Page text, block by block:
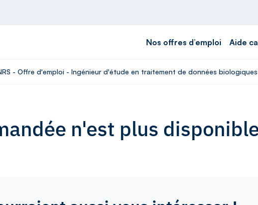
Nos offres d’emploi Aide
- Offre d'emploi - Ingénieur d'étude en traitement de données biologiques
n'est plus